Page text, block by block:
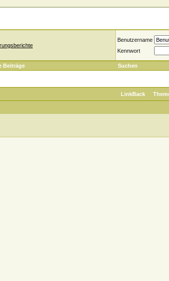
Benutzername
Kennwort
Beiträge Suchen
LinkBack